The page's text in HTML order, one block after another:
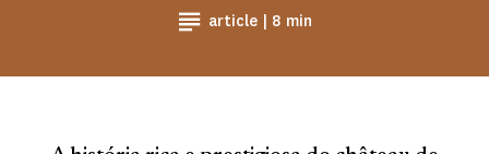
article | Temps de Lecture
8 min